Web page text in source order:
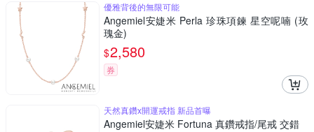
優雅背後的無限可能
Angemiel安婕米 Perla 珍珠項鍊 星空呢喃 (玫
瑰金)
$2,580
券
天然真鑽x開運戒指 新品首曝
Angemiel安婕米 Fortuna 真鑽戒指/尾戒 交錯